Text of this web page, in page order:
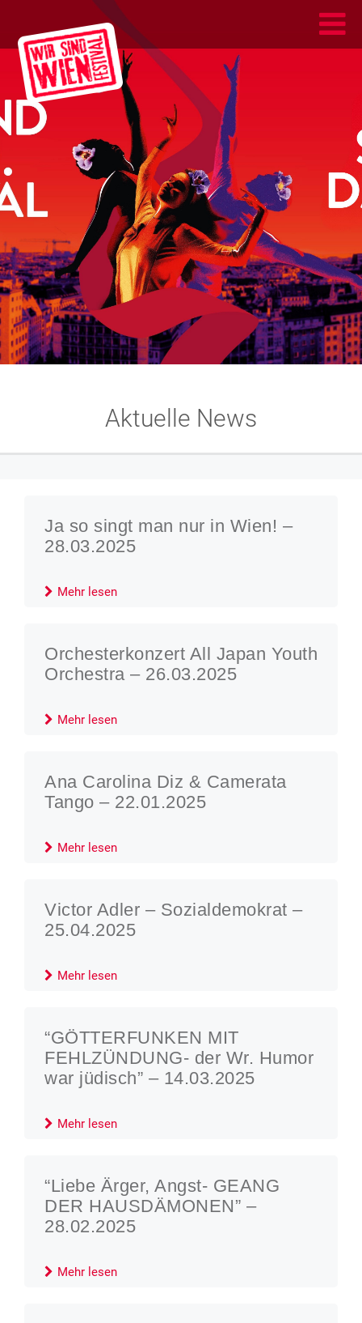
Aktuelle News
Ja so singt man nur in Wien! –
28.03.2025
Mehr lesen
Orchesterkonzert All Japan Youth
Orchestra – 26.03.2025
Mehr lesen
Ana Carolina Diz & Camerata
Tango – 22.01.2025
Mehr lesen
Victor Adler – Sozialdemokrat –
25.04.2025
Mehr lesen
“GÖTTERFUNKEN MIT
FEHLZÜNDUNG- der Wr. Humor
war jüdisch” – 14.03.2025
Mehr lesen
“Liebe Ärger, Angst- GEANG
DER HAUSDÄMONEN” –
28.02.2025
Mehr lesen